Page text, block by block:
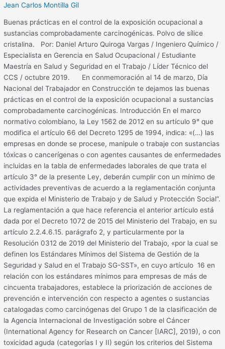
Jean Carlos Montilla Gil
Buenas prácticas en el control de la exposición ocupacional a
sustancias comprobadamente carcinogénicas. Polvo de sílice
cristalina. Por: Daniel Arturo Quiroga Vargas / Ingeniero Químico /
Especialista en Gerencia en Salud Ocupacional / Estudiante
Maestría en Salud y Seguridad en el Trabajo / Líder Técnico del
CCS / octubre 2019. En conmemoración al 14 de marzo, Día
Nacional del Trabajador en Construcción te dejamos las buenas
prácticas en el control de la exposición ocupacional a sustancias
comprobadamente carcinogénicas. Introducción En el marco
normativo colombiano, la Ley 1562 de 2012 en su artículo 9° que
modifica el artículo 66 del Decreto 1295 de 1994, indica: «(…) las
empresas en donde se procese, manipule o trabaje con sustancias
tóxicas o cancerígenas o con agentes causantes de enfermedades
incluidas en la tabla de enfermedades laborales de que trata el
artículo 3° de la presente Ley, deberán cumplir con un mínimo de
actividades preventivas de acuerdo a la reglamentación conjunta
que expida el Ministerio de Trabajo y de Salud y Protección Social”.
La reglamentación a que hace referencia el anterior artículo está
dada por el Decreto 1072 de 2015 del Ministerio del Trabajo, en su
artículo 2.2.4.6.15. parágrafo 2, y particularmente por la
Resolución 0312 de 2019 del Ministerio del Trabajo, «por la cual se
definen los Estándares Mínimos del Sistema de Gestión de la
Seguridad y Salud en el Trabajo SG-SST», en cuyo artículo 16 en
relación con los estándares mínimos para empresas de más de
cincuenta trabajadores, establece la priorización de acciones de
prevención e intervención con respecto a agentes o sustancias
catalogadas como carcinógenas del Grupo 1 de la clasificación de
la Agencia Internacional de Investigación sobre el Cáncer
(International Agency for Research on Cancer [IARC], 2019), o con
toxicidad aguda (categorías I y II) según los criterios del Sistema